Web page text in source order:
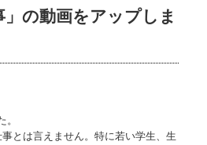
の動画をアップしま
とは言えません。特に若い学生、生